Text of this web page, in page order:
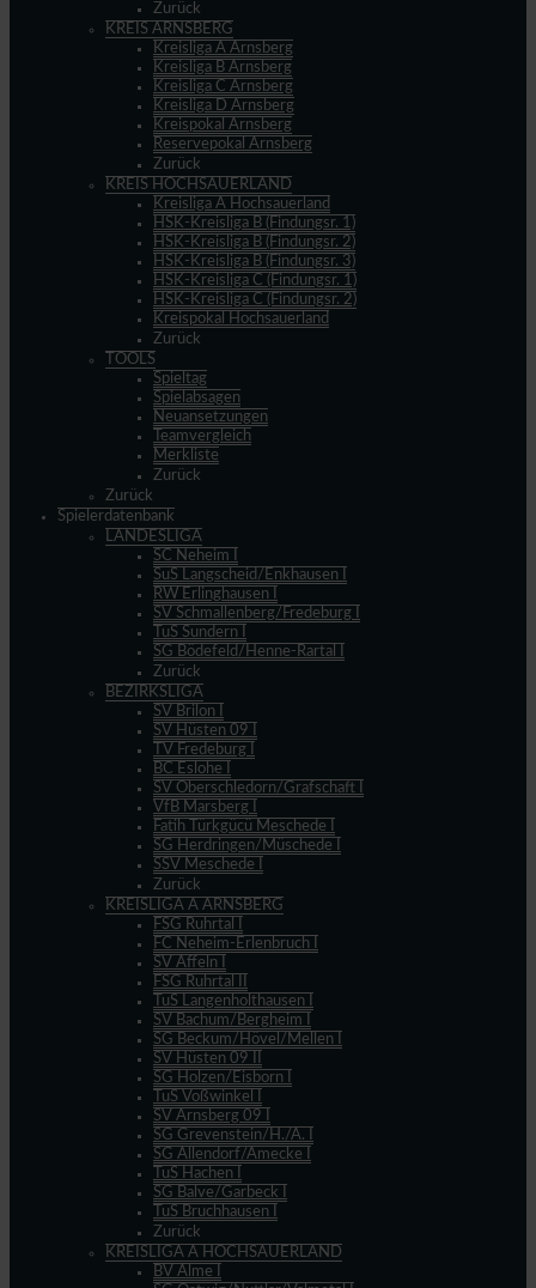
Zurück
KREIS ARNSBERG
Kreisliga A Arnsberg
Kreisliga B Arnsberg
Kreisliga C Arnsberg
Kreisliga D Arnsberg
Kreispokal Arnsberg
Reservepokal Arnsberg
Zurück
KREIS HOCHSAUERLAND
Kreisliga A Hochsauerland
HSK-Kreisliga B (Findungsr. 1)
HSK-Kreisliga B (Findungsr. 2)
HSK-Kreisliga B (Findungsr. 3)
HSK-Kreisliga C (Findungsr. 1)
HSK-Kreisliga C (Findungsr. 2)
Kreispokal Hochsauerland
Zurück
TOOLS
Spieltag
Spielabsagen
Neuansetzungen
Teamvergleich
Merkliste
Zurück
Zurück
Spielerdatenbank
LANDESLIGA
SC Neheim I
SuS Langscheid/Enkhausen I
RW Erlinghausen I
SV Schmallenberg/Fredeburg I
TuS Sundern I
SG Bödefeld/Henne-Rartal I
Zurück
BEZIRKSLIGA
SV Brilon I
SV Hüsten 09 I
TV Fredeburg I
BC Eslohe I
SV Oberschledorn/Grafschaft I
VfB Marsberg I
Fatih Türkgücü Meschede I
SG Herdringen/Müschede I
SSV Meschede I
Zurück
KREISLIGA A ARNSBERG
FSG Ruhrtal I
FC Neheim-Erlenbruch I
SV Affeln I
FSG Ruhrtal II
TuS Langenholthausen I
SV Bachum/Bergheim I
SG Beckum/Hövel/Mellen I
SV Hüsten 09 II
SG Holzen/Eisborn I
TuS Voßwinkel I
SV Arnsberg 09 I
SG Grevenstein/H./A. I
SG Allendorf/Amecke I
TuS Hachen I
SG Balve/Garbeck I
TuS Bruchhausen I
Zurück
KREISLIGA A HOCHSAUERLAND
BV Alme I